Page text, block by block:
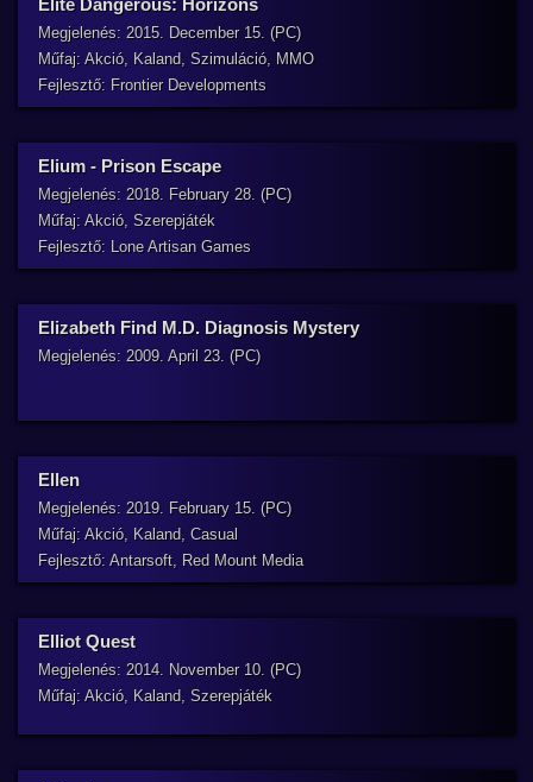
Elite Dangerous: Horizons
Megjelenés: 2015. December 15. (PC)
Műfaj: Akció, Kaland, Szimuláció, MMO
Fejlesztő: Frontier Developments
Elium - Prison Escape
Megjelenés: 2018. February 28. (PC)
Műfaj: Akció, Szerepjáték
Fejlesztő: Lone Artisan Games
Elizabeth Find M.D. Diagnosis Mystery
Megjelenés: 2009. April 23. (PC)
Ellen
Megjelenés: 2019. February 15. (PC)
Műfaj: Akció, Kaland, Casual
Fejlesztő: Antarsoft, Red Mount Media
Elliot Quest
Megjelenés: 2014. November 10. (PC)
Műfaj: Akció, Kaland, Szerepjáték